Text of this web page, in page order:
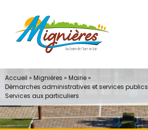
contenu
Accueil » Mignières » Mairie»
Démarches administratives et services publics
Services aux particuliers